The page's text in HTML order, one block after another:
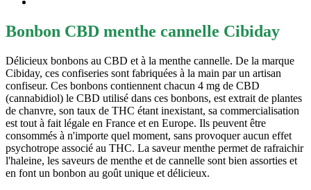
Bonbon CBD menthe cannelle Cibiday
Délicieux bonbons au CBD et à la menthe cannelle. De la marque
Cibiday, ces confiseries sont fabriquées à la main par un artisan
confiseur. Ces bonbons contiennent chacun 4 mg de CBD
(cannabidiol) le CBD utilisé dans ces bonbons, est extrait de plantes
de chanvre, son taux de THC étant inexistant, sa commercialisation
est tout à fait légale en France et en Europe. Ils peuvent être
consommés à n'importe quel moment, sans provoquer aucun effet
psychotrope associé au THC. La saveur menthe permet de rafraichir
l'haleine, les saveurs de menthe et de cannelle sont bien assorties et
en font un bonbon au goût unique et délicieux.